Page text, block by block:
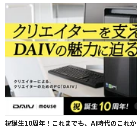
祝誕生10周年！これまでも、AI時代のこれ